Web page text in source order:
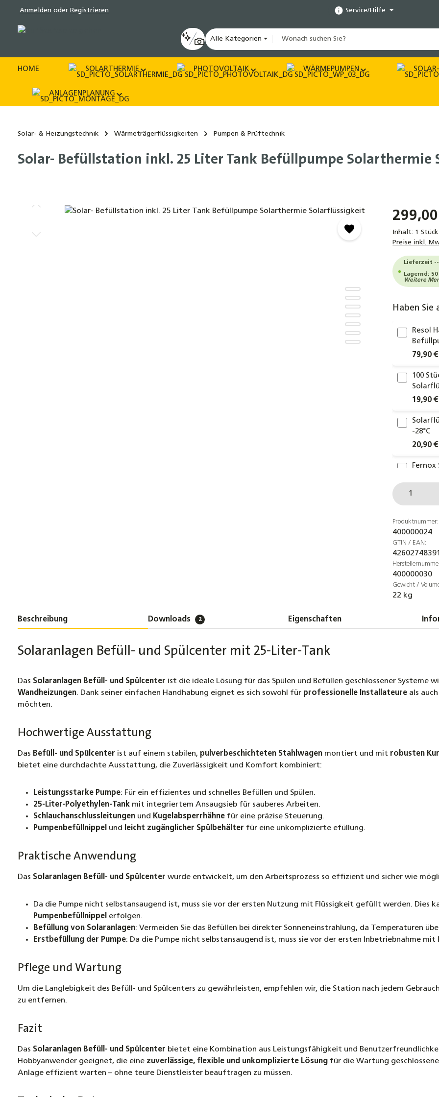
Zur Hauptnavigation springen
Anmelden oder Registrieren Service/Hilfe
Alle Kategorien
HOME SOLARTHERMIE PHOTOVOLTAIK WÄRMEPUMPEN
ANLAGENPLANUNG
Solar- & Heizungstechnik Wärmeträgerflüssigkeiten Pumpen & Prüftechnik
Solar- Befüllstation inkl. 25 Liter Tank Befüllpumpe Solarthermie
Bildergalerie überspringen
Inhalt: 1 Stück
Preise inkl.
Lieferzeit --
Lagernd:
Weitere
Haben Sie
Resol
79,90 €
100
19,90 €
-28°C
20,90 €
Fernox
vor
28,85 €
59,30 €
Produktnummer:
400000024
GTIN / EAN:
400000030
Gewicht /
22 kg
Beschreibung Downloads 2 Eigenschaften
Solaranlagen Befüll- und Spülcenter mit 25-Liter-Tank
Das Solaranlagen Befüll- und Spülcenter ist die ideale Lösung für das Spülen und Befüllen geschlossener Systeme
Wandheizungen. Dank seiner einfachen Handhabung eignet es sich sowohl für professionelle Installateure als
möchten.
Hochwertige Ausstattung
Das Befüll- und Spülcenter ist auf einem stabilen, pulverbeschichteten Stahlwagen montiert und mit robusten
bietet eine durchdachte Ausstattung, die Zuverlässigkeit und Komfort kombiniert:
Leistungsstarke Pumpe: Für ein effizientes und schnelles Befüllen und Spülen.
25-Liter-Polyethylen-Tank mit integriertem Ansaugsieb für sauberes Arbeiten.
Schlauchanschlussleitungen und Kugelabsperrhähne für eine präzise Steuerung.
Pumpenbefüllnippel und leicht zugänglicher Spülbehälter für eine unkomplizierte efüllung.
Praktische Anwendung
Das Solaranlagen Befüll- und Spülcenter wurde entwickelt, um den Arbeitsprozess so effizient und sicher wie
Da die Pumpe nicht selbstansaugend ist, muss sie vor der ersten Nutzung mit Flüssigkeit gefüllt werden. Dies
Pumpenbefüllnippel erfolgen.
Befüllung von Solaranlagen: Vermeiden Sie das Befüllen bei direkter Sonneneinstrahlung, da Temperaturen
Erstbefüllung der Pumpe: Da die Pumpe nicht selbstansaugend ist, muss sie vor der ersten Inbetriebnahme
Pflege und Wartung
Um die Langlebigkeit des Befüll- und Spülcenters zu gewährleisten, empfehlen wir, die Station nach jedem
zu entfernen.
Fazit
Das Solaranlagen Befüll- und Spülcenter bietet eine Kombination aus Leistungsfähigkeit und
Hobbyanwender geeignet, die eine zuverlässige, flexible und unkomplizierte Lösung für die Wartung
Anlage effizient warten – ohne teure Dienstleister beauftragen zu müssen.